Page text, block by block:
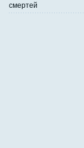
смертей